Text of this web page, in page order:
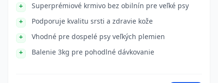
Superprémiové krmivo bez obilnín pre veľké psy
Podporuje kvalitu srsti a zdravie kože
Vhodné pre dospelé psy veľkých plemien
Balenie 3kg pre pohodlné dávkovanie